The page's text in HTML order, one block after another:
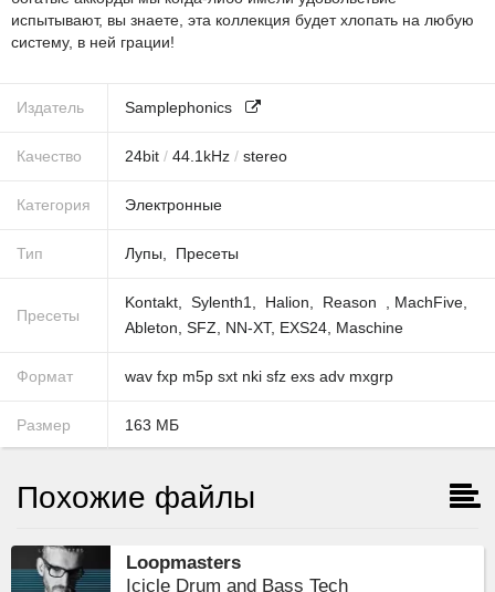
испытывают, вы знаете, эта коллекция будет хлопать на любую
систему, в ней грации!
Издатель Samplephonics
Качество 24bit / 44.1 kHz / stereo
Категория Электронные
Тип Лупы Пресеты
Пресеты
Kontakt Sylenth1 Halion Reason MachFive
Ableton SFZ NN-XT, EXS24 Maschine
Формат wav fxp m5p sxt nki sfz exs adv mxgrp
Размер 163 МБ
Похожие файлы
Loopmasters
Icicle Drum and Bass Tech